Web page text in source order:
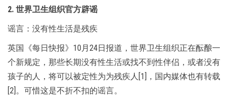
2. 世界卫生组织官方辟谣
谣言：没有性生活是残疾
英国《每日快报》10月24日报道，世界卫生组织正在酝酿一
个新规定，那些长期没有性生活或找不到性伴侣，或者没有
孩子的人，将可以被定性为为残疾人[1]，国内媒体也有转载
[2]。可惜这是不折不扣的谣言。